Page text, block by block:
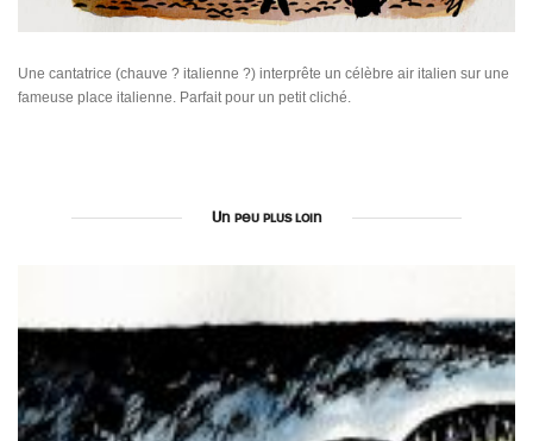
Une cantatrice (chauve ? italienne ?) interprête un célèbre air italien sur une
fameuse place italienne. Parfait pour un petit cliché.
Un peu plus loin